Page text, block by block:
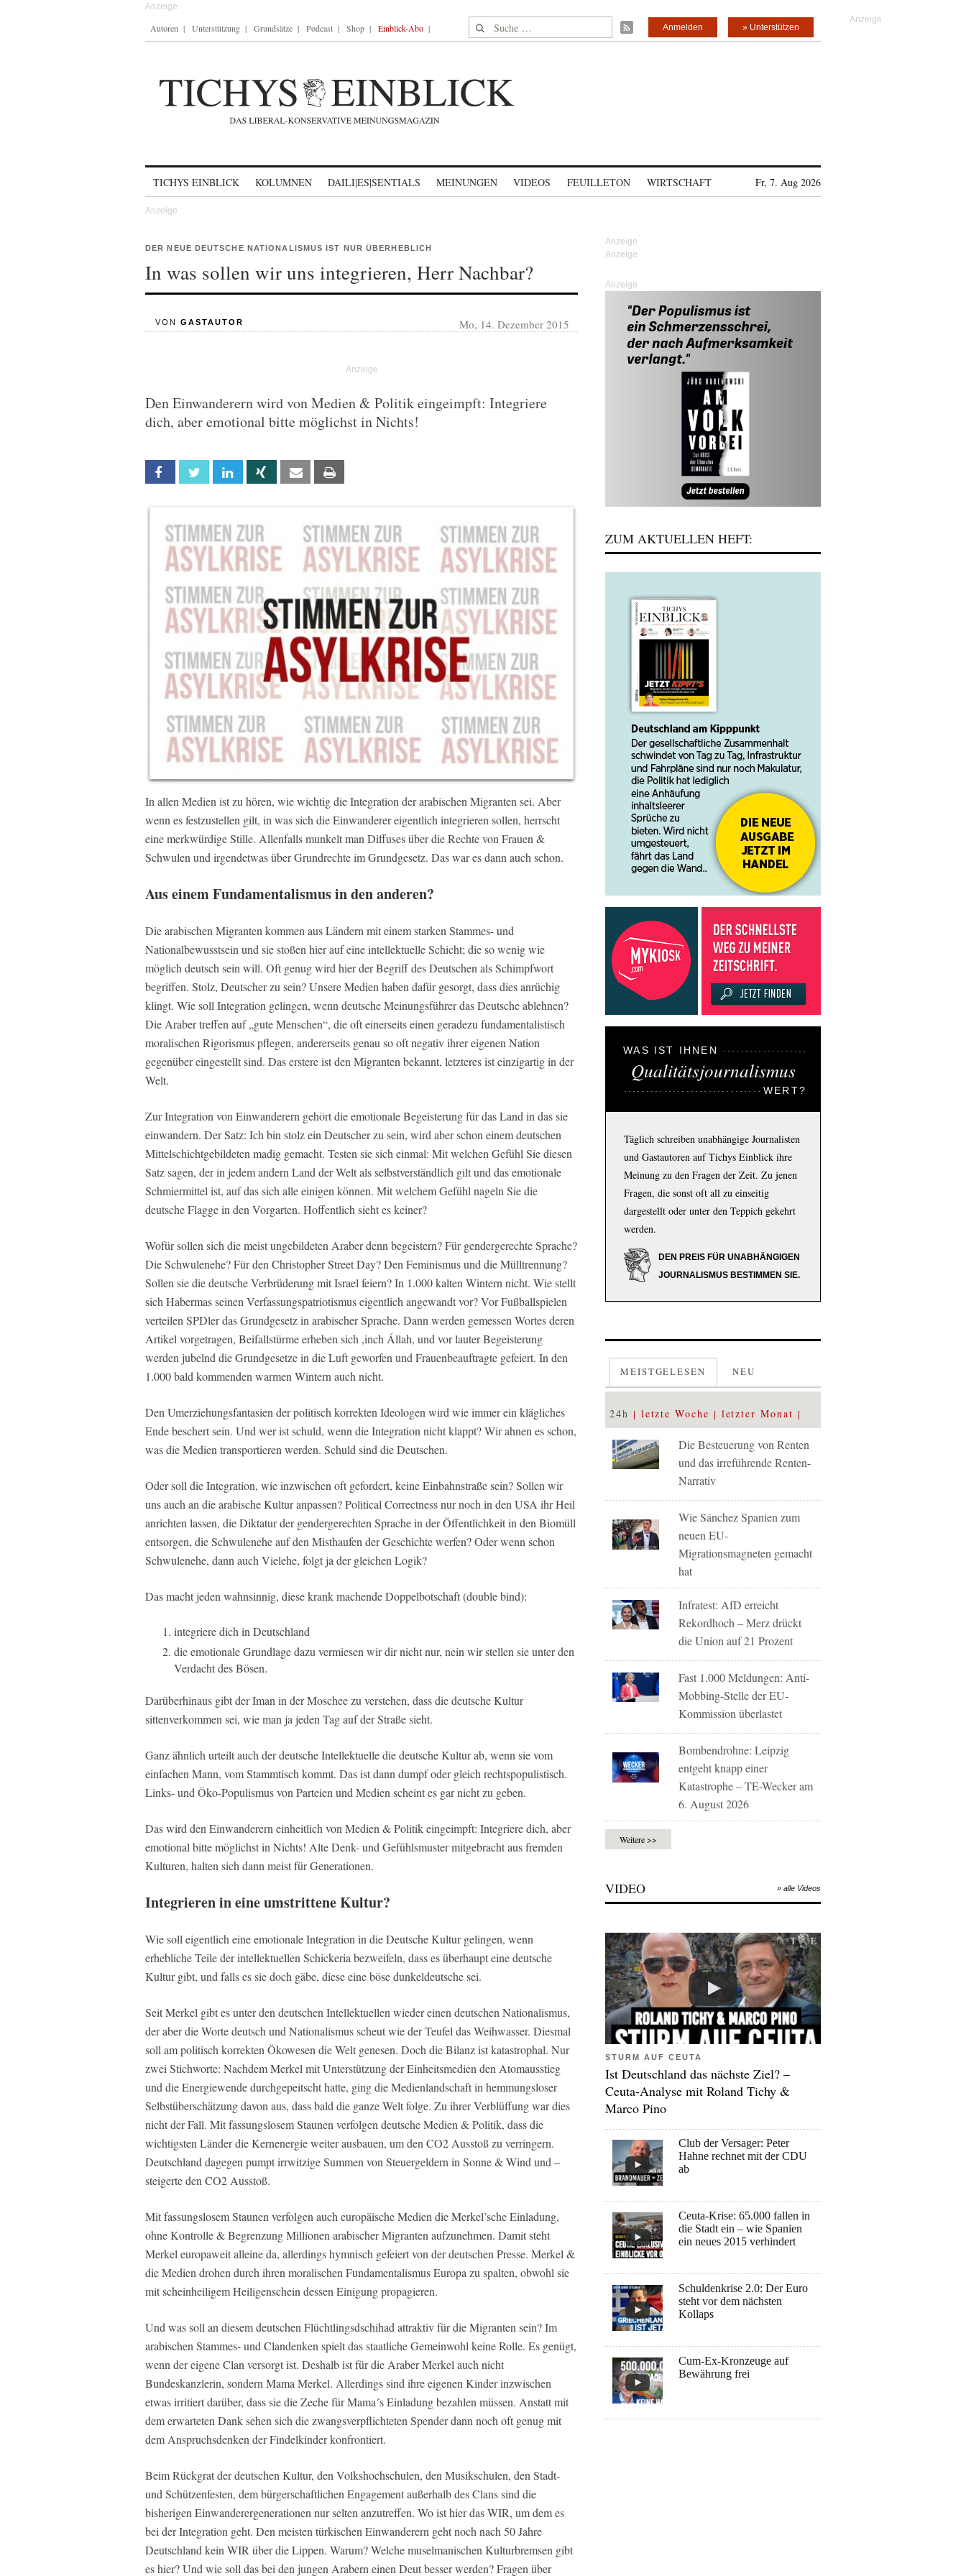
Autoren Unterstützung Grundsätze Podcast Shop Einblick-Abo Suche nach: » Unterstützen
Anmelden
TICHYS EINBLICK KOLUMNEN DAILI|ES|SENTIALS MEINUNGEN VIDEOS FEUILLETON WIRTSCHAFT Fr, 7. Aug 2026
DER NEUE DEUTSCHE NATIONALISMUS IST NUR ÜBERHEBLICH
In was sollen wir uns integrieren, Herr Nachbar?
VON GASTAUTOR Mo, 14. Dezember 2015
Den Einwanderern wird von Medien & Politik eingeimpft: Integriere
dich, aber emotional bitte möglichst in Nichts!
Facebook Twitter Linkedin Xing Email
In allen Medien ist zu hören, wie wichtig die Integration der arabischen Migranten sei. Aber
wenn es festzustellen gilt, in was sich die Einwanderer eigentlich integrieren sollen, herrscht
eine merkwürdige Stille. Allenfalls munkelt man Diffuses über die Rechte von Frauen &
Schwulen und irgendetwas über Grundrechte im Grundgesetz. Das war es dann auch schon.
Aus einem Fundamentalismus in den anderen?
Die arabischen Migranten kommen aus Ländern mit einem starken Stammes- und
Nationalbewusstsein und sie stoßen hier auf eine intellektuelle Schicht; die so wenig wie
möglich deutsch sein will. Oft genug wird hier der Begriff des Deutschen als Schimpfwort
begriffen. Stolz, Deutscher zu sein? Unsere Medien haben dafür gesorgt, dass dies anrüchig
klingt. Wie soll Integration gelingen, wenn deutsche Meinungsführer das Deutsche ablehnen?
Die Araber treffen auf „gute Menschen“, die oft einerseits einen geradezu fundamentalistisch
moralischen Rigorismus pflegen, andererseits genau so oft negativ ihrer eigenen Nation
gegenüber eingestellt sind. Das erstere ist den Migranten bekannt, letzteres ist einzigartig in der
Welt.
Zur Integration von Einwanderern gehört die emotionale Begeisterung für das Land in das sie
einwandern. Der Satz: Ich bin stolz ein Deutscher zu sein, wird aber schon einem deutschen
Mittelschichtgebildeten madig gemacht. Testen sie sich einmal: Mit welchen Gefühl Sie diesen
Satz sagen, der in jedem andern Land der Welt als selbstverständlich gilt und das emotionale
Schmiermittel ist, auf das sich alle einigen können. Mit welchem Gefühl nageln Sie die
deutsche Flagge in den Vorgarten. Hoffentlich sieht es keiner?
Wofür sollen sich die meist ungebildeten Araber denn begeistern? Für gendergerechte Sprache?
Die Schwulenehe? Für den Christopher Street Day? Den Feminismus und die Mülltrennung?
Sollen sie die deutsche Verbrüderung mit Israel feiern? In 1.000 kalten Wintern nicht. Wie stellt
sich Habermas seinen Verfassungspatriotismus eigentlich angewandt vor? Vor Fußballspielen
verteilen SPDler das Grundgesetz in arabischer Sprache. Dann werden gemessen Wortes deren
Artikel vorgetragen, Beifallstürme erheben sich ,inch Állah, und vor lauter Begeisterung
werden jubelnd die Grundgesetze in die Luft geworfen und Frauenbeauftragte gefeiert. In den
1.000 bald kommenden warmen Wintern auch nicht.
Den Umerziehungsfantasien der politisch korrekten Ideologen wird wie immer ein klägliches
Ende beschert sein. Und wer ist schuld, wenn die Integration nicht klappt? Wir ahnen es schon,
was die Medien transportieren werden. Schuld sind die Deutschen.
Oder soll die Integration, wie inzwischen oft gefordert, keine Einbahnstraße sein? Sollen wir
uns auch an die arabische Kultur anpassen? Political Correctness nur noch in den USA ihr Heil
anrichten lassen, die Diktatur der gendergerechten Sprache in der Öffentlichkeit in den Biomüll
entsorgen, die Schwulenehe auf den Misthaufen der Geschichte werfen? Oder wenn schon
Schwulenehe, dann auch Vielehe, folgt ja der gleichen Logik?
Das macht jeden wahnsinnig, diese krank machende Doppelbotschaft (double bind):
integriere dich in Deutschland
die emotionale Grundlage dazu vermiesen wir dir nicht nur, nein wir stellen sie unter den
Verdacht des Bösen.
Darüberhinaus gibt der Iman in der Moschee zu verstehen, dass die deutsche Kultur
sittenverkommen sei, wie man ja jeden Tag auf der Straße sieht.
Ganz ähnlich urteilt auch der deutsche Intellektuelle die deutsche Kultur ab, wenn sie vom
einfachen Mann, vom Stammtisch kommt. Das ist dann dumpf oder gleich rechtspopulistisch.
Links- und Öko-Populismus von Parteien und Medien scheint es gar nicht zu geben.
Das wird den Einwanderern einheitlich von Medien & Politik eingeimpft: Integriere dich, aber
emotional bitte möglichst in Nichts! Alte Denk- und Gefühlsmuster mitgebracht aus fremden
Kulturen, halten sich dann meist für Generationen.
Integrieren in eine umstrittene Kultur?
Wie soll eigentlich eine emotionale Integration in die Deutsche Kultur gelingen, wenn
erhebliche Teile der intellektuellen Schickeria bezweifeln, dass es überhaupt eine deutsche
Kultur gibt, und falls es sie doch gäbe, diese eine böse dunkeldeutsche sei.
Seit Merkel gibt es unter den deutschen Intellektuellen wieder einen deutschen Nationalismus,
der aber die Worte deutsch und Nationalismus scheut wie der Teufel das Weihwasser. Diesmal
soll am politisch korrekten Ökowesen die Welt genesen. Doch die Bilanz ist katastrophal. Nur
zwei Stichworte: Nachdem Merkel mit Unterstützung der Einheitsmedien den Atomausstieg
und die Energiewende durchgepeitscht hatte, ging die Medienlandschaft in hemmungsloser
Selbstüberschätzung davon aus, dass bald die ganze Welt folge. Zu ihrer Verblüffung war dies
nicht der Fall. Mit fassungslosem Staunen verfolgen deutsche Medien & Politik, dass die
wichtigsten Länder die Kernenergie weiter ausbauen, um den CO2 Ausstoß zu verringern.
Deutschland dagegen pumpt irrwitzige Summen von Steuergeldern in Sonne & Wind und –
steigerte den CO2 Ausstoß.
Mit fassungslosem Staunen verfolgen auch europäische Medien die Merkel’sche Einladung,
ohne Kontrolle & Begrenzung Millionen arabischer Migranten aufzunehmen. Damit steht
Merkel europaweit alleine da, allerdings hymnisch gefeiert von der deutschen Presse. Merkel &
die Medien drohen durch ihren moralischen Fundamentalismus Europa zu spalten, obwohl sie
mit scheinheiligem Heiligenschein dessen Einigung propagieren.
Und was soll an diesem deutschen Flüchtlingsdschihad attraktiv für die Migranten sein? Im
arabischen Stammes- und Clandenken spielt das staatliche Gemeinwohl keine Rolle. Es genügt,
wenn der eigene Clan versorgt ist. Deshalb ist für die Araber Merkel auch nicht
Bundeskanzlerin, sondern Mama Merkel. Allerdings sind ihre eigenen Kinder inzwischen
etwas irritiert darüber, dass sie die Zeche für Mama´s Einladung bezahlen müssen. Anstatt mit
dem erwarteten Dank sehen sich die zwangsverpflichteten Spender dann noch oft genug mit
dem Anspruchsdenken der Findelkinder konfrontiert.
Beim Rückgrat der deutschen Kultur, den Volkshochschulen, den Musikschulen, den Stadt-
und Schützenfesten, dem bürgerschaftlichen Engagement außerhalb des Clans sind die
bisherigen Einwanderergenerationen nur selten anzutreffen. Wo ist hier das WIR, um dem es
bei der Integration geht. Den meisten türkischen Einwanderern geht noch nach 50 Jahre
Deutschland kein WIR über die Lippen. Warum? Welche muselmanischen Kulturbremsen gibt
es hier? Und wie soll das bei den jungen Arabern einen Deut besser werden? Fragen über
Anzeige
ZUM AKTUELLEN HEFT:
WAS IST IHNEN
Qualitätsjournalismus
WERT?
Täglich schreiben unabhängige Journalisten
und Gastautoren auf Tichys Einblick ihre
Meinung zu den Fragen der Zeit. Zu jenen
Fragen, die sonst oft all zu einseitig
dargestellt oder unter den Teppich gekehrt
werden.
DEN PREIS FÜR UNABHÄNGIGEN
JOURNALISMUS BESTIMMEN SIE.
MEISTGELESEN NEU
24h letzte Woche letzter Monat
Die Besteuerung von Renten
und das irreführende Renten-
Narrativ
Wie Sánchez Spanien zum
neuen EU-
Migrationsmagneten gemacht
hat
Infratest: AfD erreicht
Rekordhoch – Merz drückt
die Union auf 21 Prozent
Fast 1.000 Meldungen: Anti-
Mobbing-Stelle der EU-
Kommission überlastet
Bombendrohne: Leipzig
entgeht knapp einer
Katastrophe – TE-Wecker am
6. August 2026
Weitere >>
VIDEO » alle Videos
STURM AUF CEUTA
Ist Deutschland das nächste Ziel? –
Ceuta-Analyse mit Roland Tichy &
Marco Pino
Club der Versager: Peter
Hahne rechnet mit der CDU
ab
Ceuta-Krise: 65.000 fallen in
die Stadt ein – wie Spanien
ein neues 2015 verhindert
Schuldenkrise 2.0: Der Euro
steht vor dem nächsten
Kollaps
Cum-Ex-Kronzeuge auf
Bewährung frei